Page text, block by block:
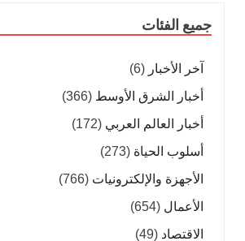
جميع الفئات
آخر الأخبار (6)
أخبار الشرق الأوسط (366)
أخبار العالم العربي (172)
أسلوب الحياة (273)
الأجهزة والإلكترونيات (766)
الأعمال (654)
الاقتصاد (49)